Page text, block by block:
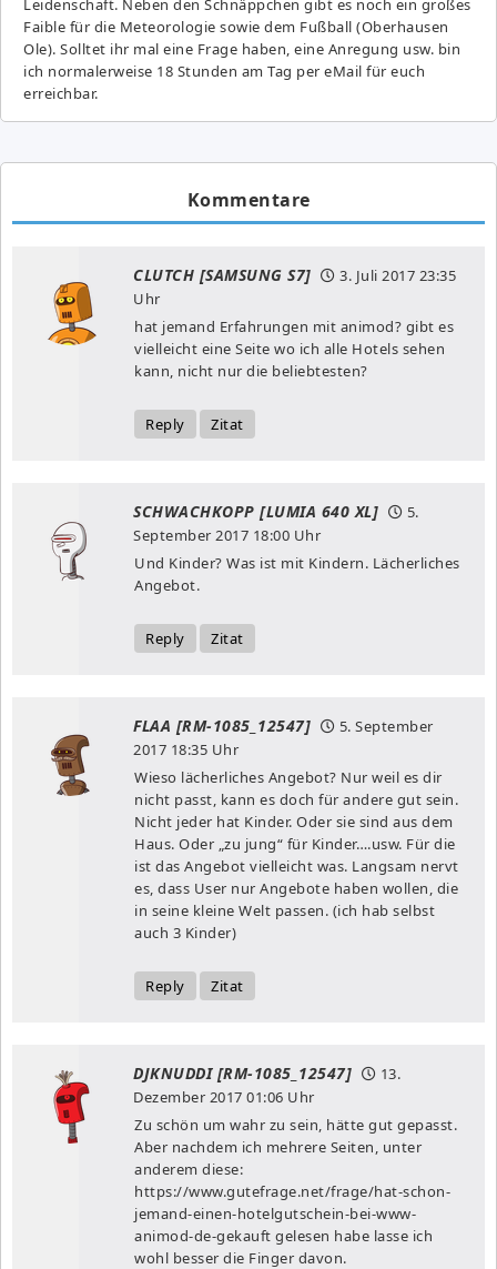
Leidenschaft. Neben den Schnäppchen gibt es noch ein großes
Fai­ble für die Meteorologie sowie dem Fußball (Oberhausen
Ole). Solltet ihr mal eine Frage haben, eine Anregung usw. bin
ich normalerweise 18 Stunden am Tag per eMail für euch
erreichbar.
Kommentare
CLUTCH [SAMSUNG S7] 3. Juli 2017 23:35
Uhr
hat jemand Erfahrungen mit animod? gibt es
vielleicht eine Seite wo ich alle Hotels sehen
kann, nicht nur die beliebtesten?
Reply Zitat
SCHWACHKOPP [LUMIA 640 XL]
5.
September 2017 18:00 Uhr
Und Kinder? Was ist mit Kindern. Lächerliches
Angebot.
Reply Zitat
FLAA [RM-1085_12547]
5. September
2017 18:35 Uhr
Wieso lächerliches Angebot? Nur weil es dir
nicht passt, kann es doch für andere gut sein.
Nicht jeder hat Kinder. Oder sie sind aus dem
Haus. Oder „zu jung“ für Kinder….usw. Für die
ist das Angebot vielleicht was. Langsam nervt
es, dass User nur Angebote haben wollen, die
in seine kleine Welt passen. (ich hab selbst
auch 3 Kinder)
Reply Zitat
DJKNUDDI [RM-1085_12547]
13.
Dezember 2017 01:06 Uhr
Zu schön um wahr zu sein, hätte gut gepasst.
Aber nachdem ich mehrere Seiten, unter
anderem diese:
https://www.gutefrage.net/frage/hat-schon-
jemand-einen-hotelgutschein-bei-www-
animod-de-gekauft gelesen habe lasse ich
wohl besser die Finger davon.